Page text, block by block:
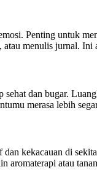
Penting untuk
menulis jurnal.
sehat dan bugar.
merasa lebih
dan kekacauan di
aromaterapi atau